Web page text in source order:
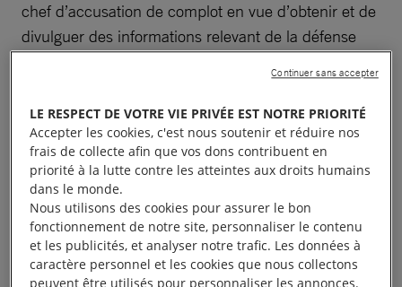
chef d’accusation de complot en vue d’obtenir et de
divulguer des informations relevant de la défense
libre et a pu revenir en Australie.
Grâce à notre mobilisation, d’autres personnes ont
également été libérées à l’instar du défenseur des
droits humainsDaouda Dialloa été remis en liberté
en mars auBurkina Faso, de même que le militant
bahá’ï Abdullah al Olofi, qui a été libéré après avoir
LE RESPECT DE VOTRE VIE PRIVÉE EST NOTRE PRIORITÉ
Accepter les cookies, c'est nous soutenir et réduire nos
frais de collecte afin que vos dons contribuent en
priorité à la lutte contre les atteintes aux droits humains
dans le monde.
Nous utilisons des cookies pour assurer le bon
fonctionnement de notre site, personnaliser le contenu
et les publicités, et analyser notre trafic. Les données à
caractère personnel et les cookies que nous collectons
peuvent être utilisés pour personnaliser les annonces.
Continuer sans accepter